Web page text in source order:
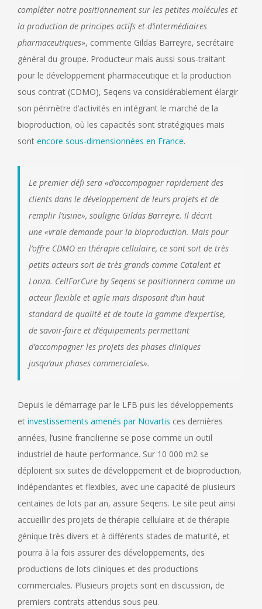
compléter notre positionnement sur les petites molécules et
la production de principes actifs et d’intermédiaires
pharmaceutiques», commente Gildas Barreyre, secrétaire
général du groupe. Producteur mais aussi sous-traitant
pour le développement pharmaceutique et la production
sous contrat (CDMO), Seqens va considérablement élargir
son périmètre d’activités en intégrant le marché de la
bioproduction, où les capacités sont stratégiques mais
sont encore sous-dimensionnées en France.
Le premier défi sera «d’accompagner rapidement des
clients dans le développement de leurs projets et de
remplir l’usine», souligne Gildas Barreyre. Il décrit
une «vraie demande pour la bioproduction. Mais pour
l’offre CDMO en thérapie cellulaire, ce sont soit de très
petits acteurs soit de très grands comme Catalent et
Lonza. CellForCure by Seqens se positionnera comme un
acteur flexible et agile mais disposant d’un haut
standard de qualité et de toute la gamme d’expertise,
de savoir-faire et d’équipements permettant
d’accompagner les projets des phases cliniques
jusqu’aux phases commerciales».
Depuis le démarrage par le LFB puis les développements
et investissements amenés par Novartis ces dernières
années, l’usine francilienne se pose comme un outil
industriel de haute performance. Sur 10 000 m2 se
déploient six suites de développement et de bioproduction,
indépendantes et flexibles, avec une capacité de plusieurs
centaines de lots par an, assure Seqens. Le site peut ainsi
accueillir des projets de thérapie cellulaire et de thérapie
génique très divers et à différents stades de maturité, et
pourra à la fois assurer des développements, des
productions de lots cliniques et des productions
commerciales. Plusieurs projets sont en discussion, de
premiers contrats attendus sous peu.